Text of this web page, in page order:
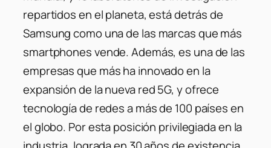
repartidos en el planeta, está detrás de
Samsung como una de las marcas que más
smartphones vende. Además, es una de las
empresas que más ha innovado en la
expansión de la nueva red 5G, y ofrece
tecnología de redes a más de 100 países en
el globo. Por esta posición privilegiada en la